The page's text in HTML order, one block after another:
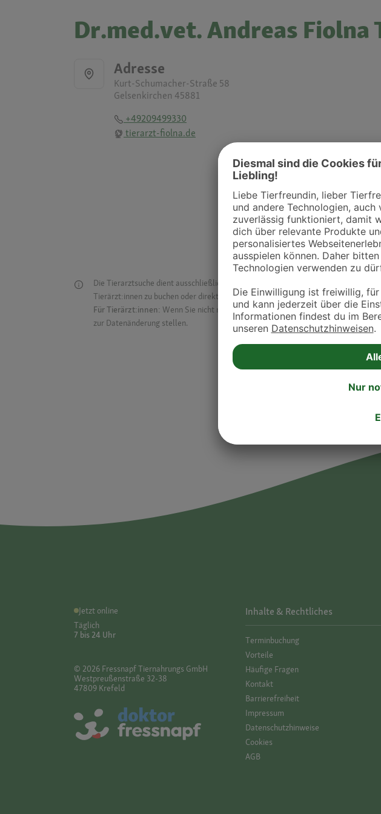
Dr.med.vet. Andreas Fiolna
Adresse
Kurt-Schumacher-Straße 58
Gelsenkirchen 45881
+49209499330
tierarzt-fiolna.de
Die Tierarztsuche dient ausschließlich dazu, Tierarztpraxen und Kliniken in
Tierärzt:innen zu buchen oder direkt mit ihnen in Kontakt zu treten. Bitte wende
Für Tierärzt:innen: Wenn Sie nicht mehr auf der Dr. Fressnapf Tierarztsuche als
zur Datenänderung stellen.
Jetzt online
Täglich
7 bis 24 Uhr
© 2026 Fressnapf Tiernahrungs GmbH
Westpreußenstraße 32-38
47809 Krefeld
Inhalte & Rechtliches
Termin­buchung
Vorteile
Häufige Fragen
Kontakt
Barrierefreiheit
Impressum
Datenschutz­hinweise
Cookies
AGB